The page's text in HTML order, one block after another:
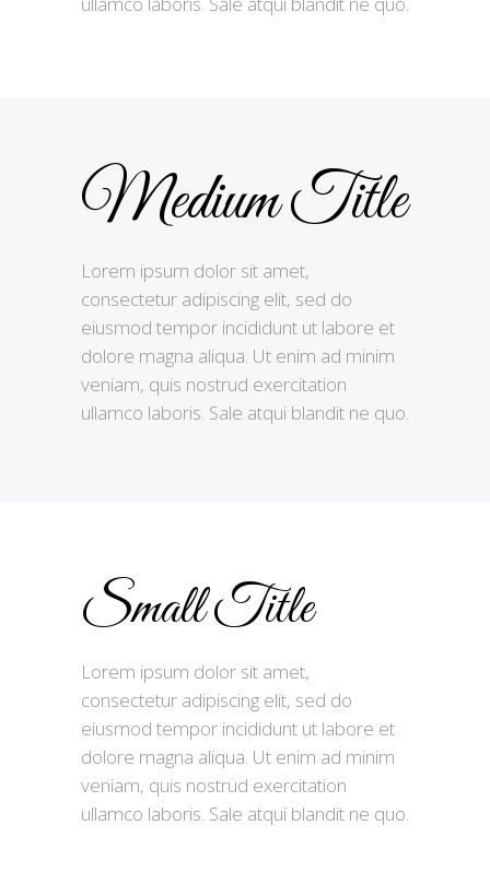
Medium Title
Lorem ipsum dolor sit amet,
consectetur adipiscing elit, sed do
eiusmod tempor incididunt ut labore et
dolore magna aliqua. Ut enim ad minim
veniam, quis nostrud exercitation
ullamco laboris. Sale atqui blandit ne quo.
Small Title
Lorem ipsum dolor sit amet,
consectetur adipiscing elit, sed do
eiusmod tempor incididunt ut labore et
dolore magna aliqua. Ut enim ad minim
veniam, quis nostrud exercitation
ullamco laboris. Sale atqui blandit ne quo.